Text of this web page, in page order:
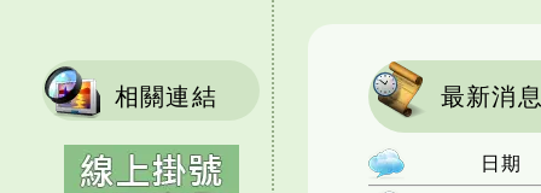
相關連結 最新消
日期